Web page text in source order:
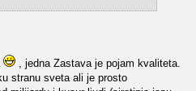
, jedna Zastava je pojam kvaliteta.
stranu sveta ali je prosto